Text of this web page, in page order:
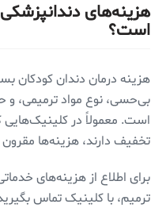
هزینه‌های
است؟
هزینه درمان دندان کودکان
بی‌حسی، نوع مواد ترمیمی، و
است. معمولاً در کلینیک‌هایی
تخفیف دارند، هزینه‌ها
برای اطلاع از هزینه‌های
ترمیم، با کلینیک تماس